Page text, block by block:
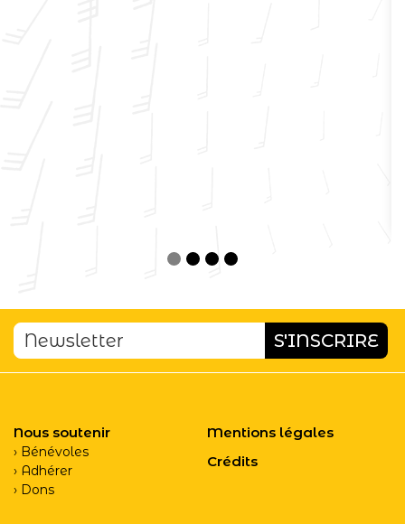
Nous soutenir
Bénévoles
Adhérer
Dons
Mentions légales
Crédits